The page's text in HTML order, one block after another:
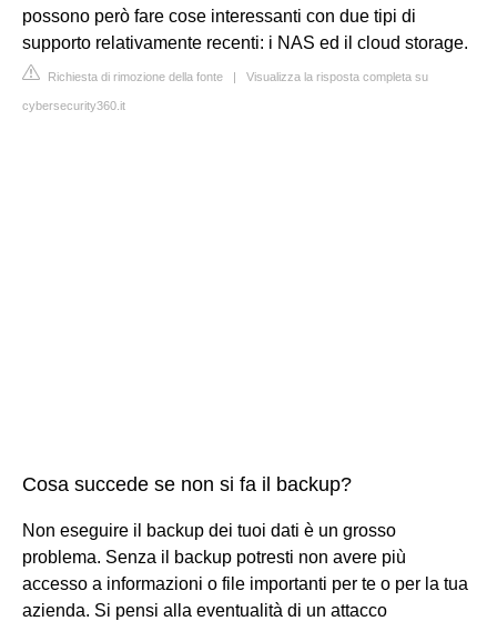
possono però fare cose interessanti con due tipi di
supporto relativamente recenti: i NAS ed il cloud storage.
Richiesta di rimozione della fonte | Visualizza la risposta completa su
cybersecurity360.it
Cosa succede se non si fa il backup?
Non eseguire il backup dei tuoi dati è un grosso
problema. Senza il backup potresti non avere più
accesso a informazioni o file importanti per te o per la tua
azienda. Si pensi alla eventualità di un attacco